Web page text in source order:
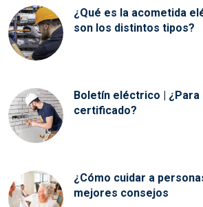
¿Qué es la acometida
son los distintos tipos?
Boletín eléctrico |
certificado?
¿Cómo cuidar a
mejores consejos